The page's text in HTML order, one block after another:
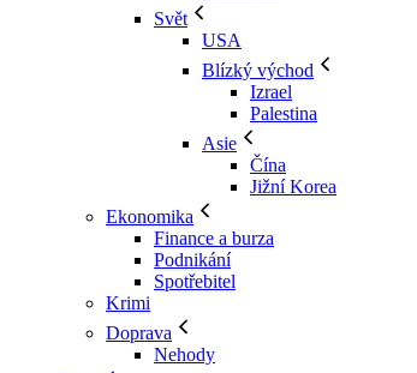
Svět
USA
Blízký východ
Izrael
Palestina
Asie
Čína
Jižní Korea
Ekonomika
Finance a burza
Podnikání
Spotřebitel
Krimi
Doprava
Nehody